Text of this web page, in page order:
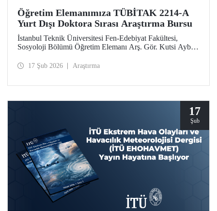
Öğretim Elemanımıza TÜBİTAK 2214-A
Yurt Dışı Doktora Sırası Araştırma Bursu
İstanbul Teknik Üniversitesi Fen-Edebiyat Fakültesi,
Sosyoloji Bölümü Öğretim Elemanı Arş. Gör. Kutsi Aybars
Araştırma Bursu kapsamında desteklenmeye hak kazandı.
17 Şub 2026 Araştırma
17
Şub